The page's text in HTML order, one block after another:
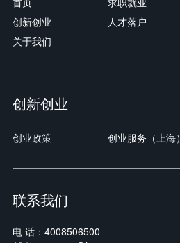
创新创业
人才落户
关于我们
创新创业
创业政策 创业服务（上海）
联系我们
电 话：4008506500